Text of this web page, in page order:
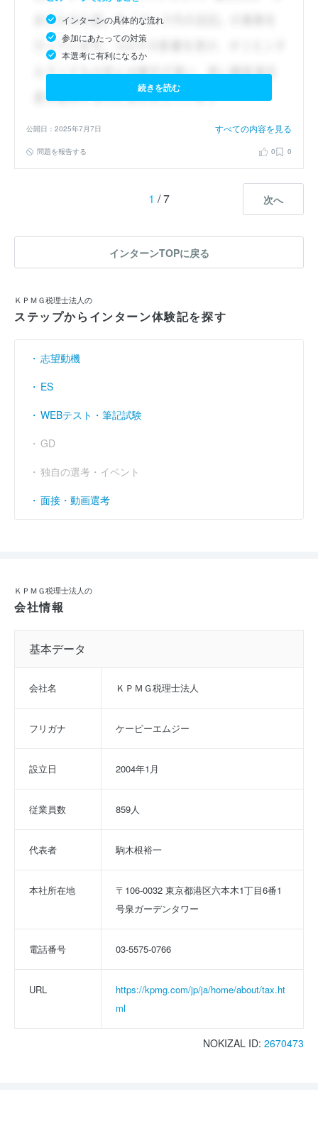
インターンの具体的な流れ
参加にあたっての対策
本選考に有利になるか
続きを読む
公開日：2025年7月7日 すべての内容を見る
問題を報告する 0 0
1 / 7 次へ
インターンTOPに戻る
ＫＰＭＧ税理士法人の
ステップからインターン体験記を探す
志望動機
ES
WEBテスト・筆記試験
GD
独自の選考・イベント
面接・動画選考
ＫＰＭＧ税理士法人の
会社情報
基本データ
会社名 ＫＰＭＧ税理士法人
フリガナ ケーピーエムジー
設立日 2004年1月
従業員数 859人
代表者 駒木根裕一
本社所在地
〒106-0032 東京都港区六本木1丁目6番1
号泉ガーデンタワー
電話番号 03-5575-0766
URL
https://kpmg.com/jp/ja/home/about/tax.ht
ml
NOKIZAL ID: 2670473